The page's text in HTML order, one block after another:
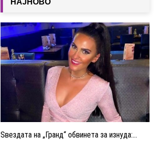
Ѕвездата на „Гранд“ обвинета за изнуда:...